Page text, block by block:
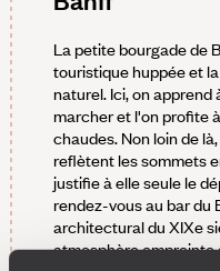
La petite bourgade de
touristique huppée et
naturel. Ici, on apprend
marcher et l'on profite
chaudes. Non loin de
reflètent les sommets
justifie à elle seule le
rendez-vous au bar du
architectural du XIXe
atmosphère